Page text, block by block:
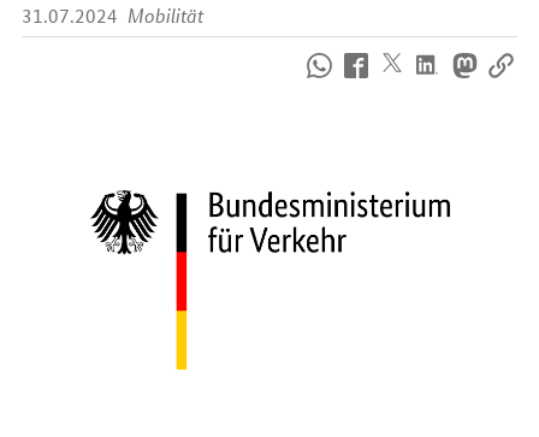
31.07.2024 Mobilität